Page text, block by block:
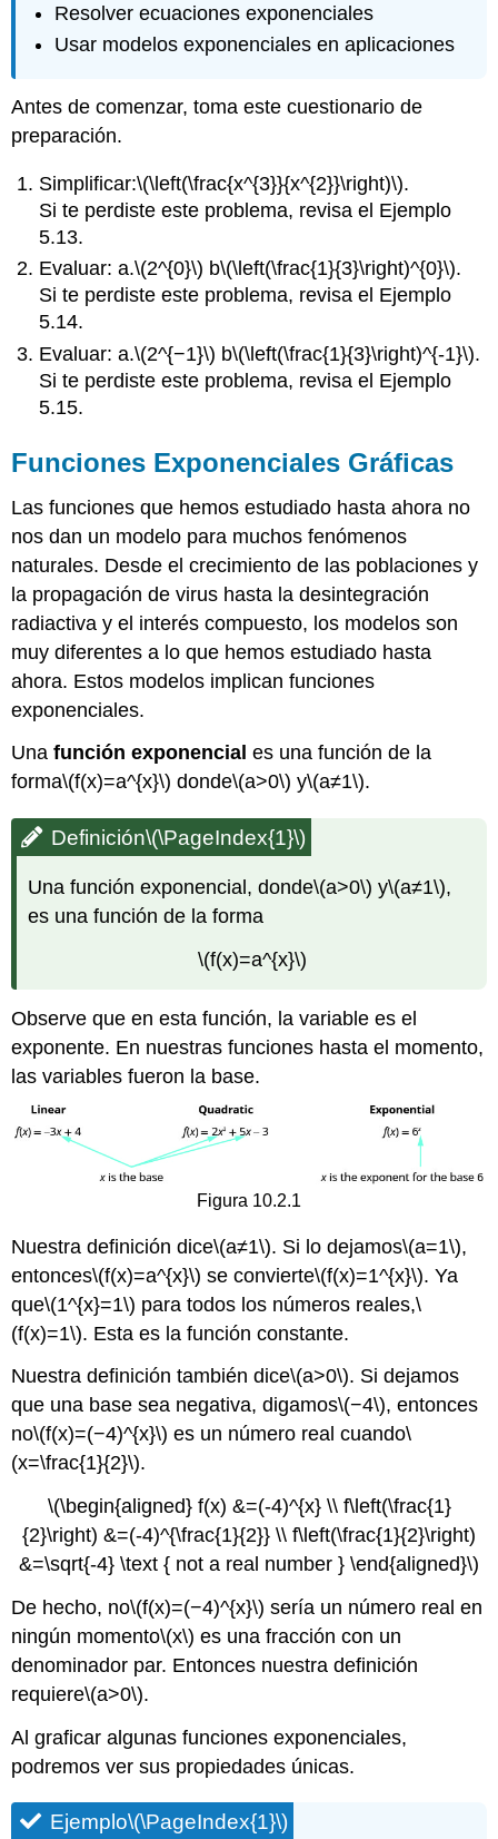
Resolver ecuaciones exponenciales
Usar modelos exponenciales en aplicaciones
Antes de comenzar, toma este cuestionario de
preparación.
Simplificar:\(\left(\frac{x^{3}}{x^{2}}\right)\).
Si te perdiste este problema, revisa el Ejemplo
5.13.
Evaluar: a.\(2^{0}\) b\(\left(\frac{1}{3}\right)^{0}\).
Si te perdiste este problema, revisa el Ejemplo
5.14.
Evaluar: a.\(2^{−1}\) b\(\left(\frac{1}{3}\right)^{-1}\).
Si te perdiste este problema, revisa el Ejemplo
5.15.
Funciones Exponenciales Gráficas
Las funciones que hemos estudiado hasta ahora no
nos dan un modelo para muchos fenómenos
naturales. Desde el crecimiento de las poblaciones y
la propagación de virus hasta la desintegración
radiactiva y el interés compuesto, los modelos son
muy diferentes a lo que hemos estudiado hasta
ahora. Estos modelos implican funciones
exponenciales.
Unafunción exponencial es una función de la
forma\(f(x)=a^{x}\) donde\(a>0\) y\(a≠1\).
Definición\(\PageIndex{1}\)
Una función exponencial, donde\(a>0\) y\(a≠1\),
es una función de la forma
\(f(x)=a^{x}\)
Observe que en esta función, la variable es el
exponente. En nuestras funciones hasta el momento,
las variables fueron la base.
Figura 10.2.1
Nuestra definición dice\(a≠1\). Si lo dejamos\(a=1\),
entonces\(f(x)=a^{x}\) se convierte\(f(x)=1^{x}\). Ya
que\(1^{x}=1\) para todos los números reales,\
(f(x)=1\). Esta es la función constante.
Nuestra definición también dice\(a>0\). Si dejamos
que una base sea negativa, digamos\(−4\), entonces
no\(f(x)=(−4)^{x}\) es un número real cuando\
(x=\frac{1}{2}\).
\(\begin{aligned} f(x) &=(-4)^{x} \\ f\left(\frac{1}
{2}\right) &=(-4)^{\frac{1}{2}} \\ f\left(\frac{1}{2}\right)
&=\sqrt{-4} \text { not a real number } \end{aligned}\)
De hecho, no\(f(x)=(−4)^{x}\) sería un número real en
ningún momento\(x\) es una fracción con un
denominador par. Entonces nuestra definición
requiere\(a>0\).
Al graficar algunas funciones exponenciales,
podremos ver sus propiedades únicas.
Ejemplo\(\PageIndex{1}\)